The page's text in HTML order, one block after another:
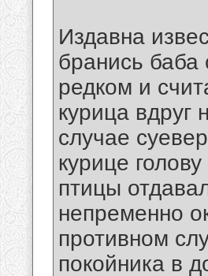
Издавна
бранись баба
редком и
курица вдруг
случае
курице
птицы
непременно
противном
покойника в